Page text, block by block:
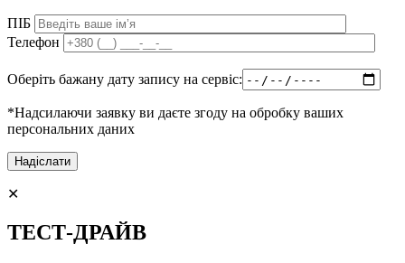
ПІБ
Телефон
Оберіть бажану дату запису на сервіс:
*Надсилаючи заявку ви даєте згоду на обробку ваших
персональних даних
✕
ТЕСТ-ДРАЙВ